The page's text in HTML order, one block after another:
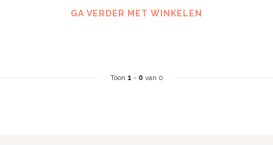
GA VERDER MET WINKELEN
Toon 1 - 0 van 0